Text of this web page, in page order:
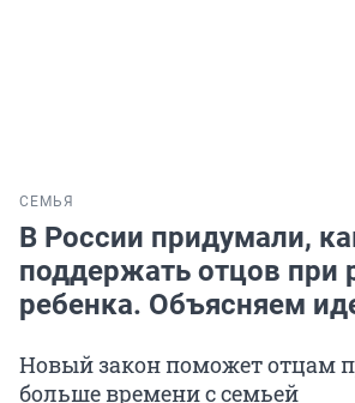
СЕМЬЯ
В России придумали,
поддержать отцов при
ребенка. Объясняем
Новый закон поможет отцам
больше времени с семьей